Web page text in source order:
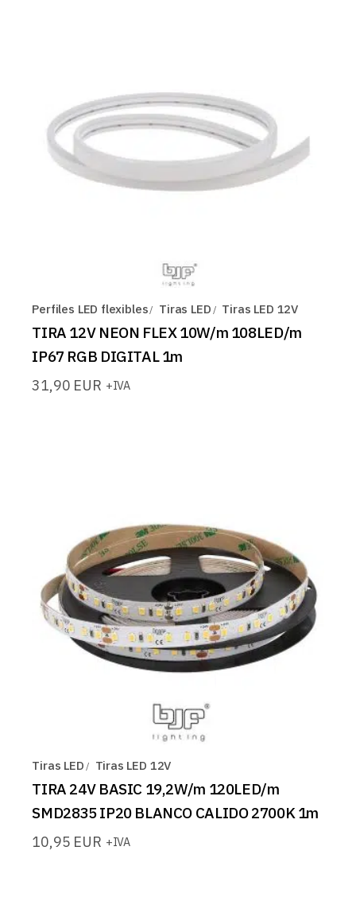
Perfiles LED flexibles Tiras LED Tiras LED 12V
TIRA 12V NEON FLEX 10W/m 108LED/m
IP67 RGB DIGITAL 1m
31,90 EUR +IVA
Tiras LED Tiras LED 12V
TIRA 24V BASIC 19,2W/m 120LED/m
SMD2835 IP20 BLANCO CALIDO 2700K 1m
10,95 EUR +IVA